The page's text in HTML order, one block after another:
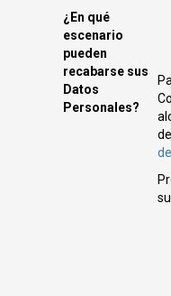
¿En qué
escenario
pueden
recabarse sus
Datos
Personales?